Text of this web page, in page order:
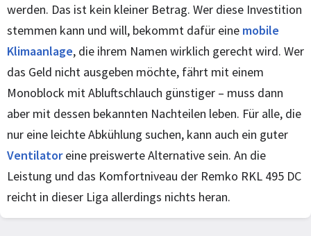
werden. Das ist kein kleiner Betrag. Wer diese Investition
stemmen kann und will, bekommt dafür eine mobile
Klimaanlage, die ihrem Namen wirklich gerecht wird. Wer
das Geld nicht ausgeben möchte, fährt mit einem
Monoblock mit Abluftschlauch günstiger – muss dann
aber mit dessen bekannten Nachteilen leben. Für alle, die
nur eine leichte Abkühlung suchen, kann auch ein guter
Ventilatoreine preiswerte Alternative sein. An die
Leistung und das Komfortniveau der Remko RKL 495 DC
reicht in dieser Liga allerdings nichts heran.